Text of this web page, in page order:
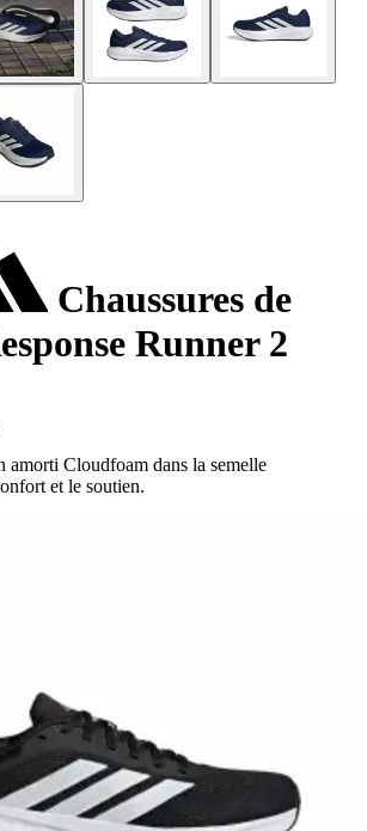
Chaussures de
Runner 2
amorti Cloudfoam dans la semelle
et le soutien.